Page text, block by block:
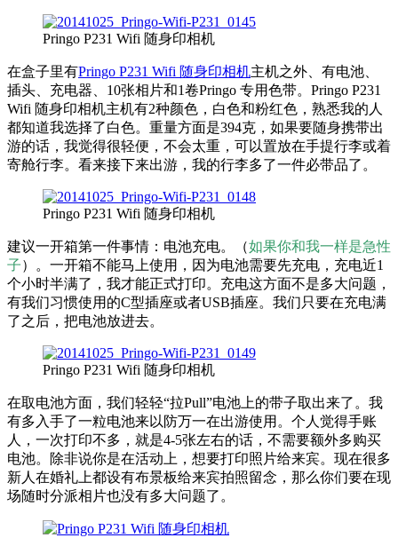
Pringo P231 Wifi 随身印相机
在盒子里有Pringo P231 Wifi 随身印相机主机之外、有电池、
插头、充电器、10张相片和1卷Pringo 专用色带。Pringo P231
Wifi 随身印相机主机有2种颜色，白色和粉红色，熟悉我的人
都知道我选择了白色。重量方面是394克，如果要随身携带出
游的话，我觉得很轻便，不会太重，可以置放在手提行李或着
寄舱行李。看来接下来出游，我的行李多了一件必带品了。
Pringo P231 Wifi 随身印相机
建议一开箱第一件事情：电池充电。（如果你和我一样是急性
子）。一开箱不能马上使用，因为电池需要先充电，充电近1
个小时半满了，我才能正式打印。充电这方面不是多大问题，
有我们习惯使用的C型插座或者USB插座。我们只要在充电满
了之后，把电池放进去。
Pringo P231 Wifi 随身印相机
在取电池方面，我们轻轻“拉Pull”电池上的带子取出来了。我
有多入手了一粒电池来以防万一在出游使用。个人觉得手账
人，一次打印不多，就是4-5张左右的话，不需要额外多购买
电池。除非说你是在活动上，想要打印照片给来宾。现在很多
新人在婚礼上都设有布景板给来宾拍照留念，那么你们要在现
场随时分派相片也没有多大问题了。